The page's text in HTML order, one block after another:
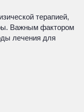
терапией,
Важным фактором
лечения для